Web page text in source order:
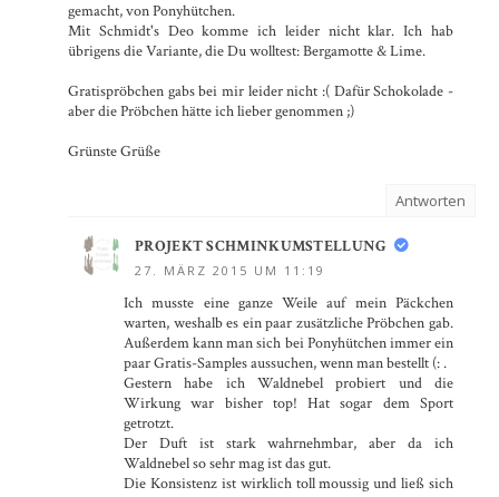
gemacht, von Ponyhütchen.
Mit Schmidt's Deo komme ich leider nicht klar. Ich hab
übrigens die Variante, die Du wolltest: Bergamotte & Lime.
Gratispröbchen gabs bei mir leider nicht :( Dafür Schokolade -
aber die Pröbchen hätte ich lieber genommen ;)
Grünste Grüße
Antworten
PROJEKT SCHMINKUMSTELLUNG
27. MÄRZ 2015 UM 11:19
Ich musste eine ganze Weile auf mein Päckchen
warten, weshalb es ein paar zusätzliche Pröbchen gab.
Außerdem kann man sich bei Ponyhütchen immer ein
paar Gratis-Samples aussuchen, wenn man bestellt (: .
Gestern habe ich Waldnebel probiert und die
Wirkung war bisher top! Hat sogar dem Sport
getrotzt.
Der Duft ist stark wahrnehmbar, aber da ich
Waldnebel so sehr mag ist das gut.
Die Konsistenz ist wirklich toll moussig und ließ sich